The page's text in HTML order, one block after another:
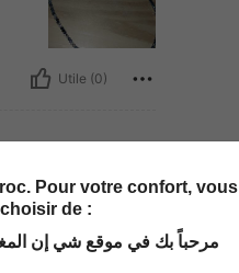
Utile (0)
Pour votre confort, vous
de :
مرحباً بك في موقع شي إن